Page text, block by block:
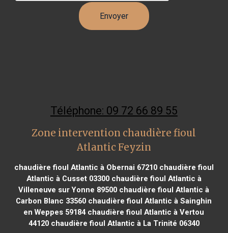
Téléphone: 09 72 66 89 55
Zone intervention chaudière fioul
Atlantic Feyzin
chaudière fioul Atlantic à Obernai 67210chaudière fioul
Atlantic à Cusset 03300chaudière fioul Atlantic à
Villeneuve sur Yonne 89500 chaudière fioul Atlantic à
Carbon Blanc 33560 chaudière fioul Atlantic à Sainghin
en Weppes 59184chaudière fioul Atlantic à Vertou
44120chaudière fioul Atlantic à La Trinité 06340